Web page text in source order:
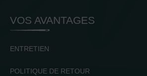
VOS AVANTAGES
ENTRETIEN
POLITIQUE DE RETOUR